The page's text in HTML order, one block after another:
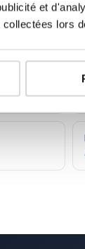
et
lors